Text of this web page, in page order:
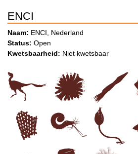
ENCI
Naam: ENCI, Nederland
Status: Open
Kwetsbaarheid: Niet kwetsbaar